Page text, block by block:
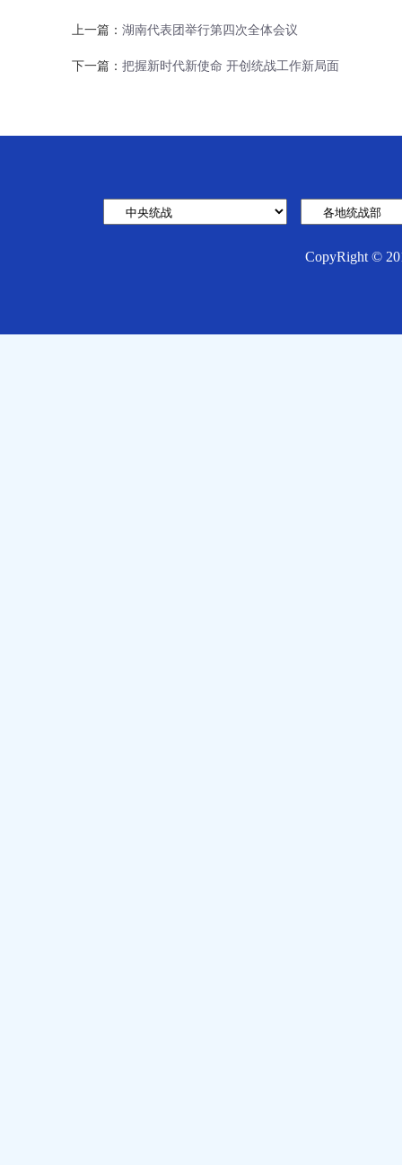
上一篇： 湖南代表团举行第四次全体会议
下一篇： 把握新时代新使命 开创统战工作新局面
CopyRight ©